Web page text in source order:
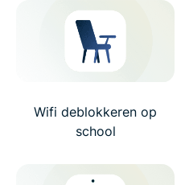
Wifi deblokkeren op
school